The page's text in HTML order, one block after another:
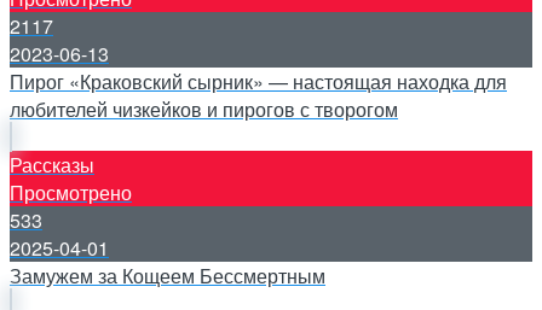
2117
2023-06-13
Пирог «Краковский сырник» — настоящая находка для
любителей чизкейков и пирогов с творогом
Рассказы
Просмотрено
533
2025-04-01
Замужем за Кощеем Бессмертным